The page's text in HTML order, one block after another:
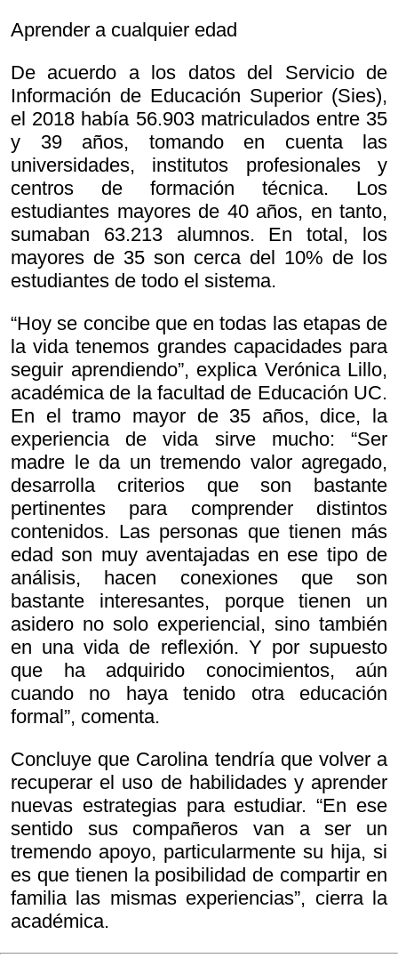
Aprender a cualquier edad
De acuerdo a los datos del Servicio de
Información de Educación Superior (Sies),
el 2018 había 56.903 matriculados entre 35
y 39 años, tomando en cuenta las
universidades, institutos profesionales y
centros de formación técnica. Los
estudiantes mayores de 40 años, en tanto,
sumaban 63.213 alumnos. En total, los
mayores de 35 son cerca del 10% de los
estudiantes de todo el sistema.
“Hoy se concibe que en todas las etapas de
la vida tenemos grandes capacidades para
seguir aprendiendo”, explica Verónica Lillo,
académica de la facultad de Educación UC.
En el tramo mayor de 35 años, dice, la
experiencia de vida sirve mucho: “Ser
madre le da un tremendo valor agregado,
desarrolla criterios que son bastante
pertinentes para comprender distintos
contenidos. Las personas que tienen más
edad son muy aventajadas en ese tipo de
análisis, hacen conexiones que son
bastante interesantes, porque tienen un
asidero no solo experiencial, sino también
en una vida de reflexión. Y por supuesto
que ha adquirido conocimientos, aún
cuando no haya tenido otra educación
formal”, comenta.
Concluye que Carolina tendría que volver a
recuperar el uso de habilidades y aprender
nuevas estrategias para estudiar. “En ese
sentido sus compañeros van a ser un
tremendo apoyo, particularmente su hija, si
es que tienen la posibilidad de compartir en
familia las mismas experiencias”, cierra la
académica.